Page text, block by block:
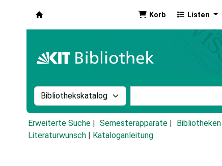
Korb Listen
Suche im Katalog nach:
Erweiterte Suche Semesterapparate Bibliotheken
Literaturwunsch
Kataloganleitung